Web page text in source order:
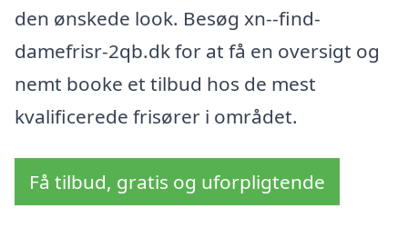
den ønskede look. Besøg xn--find-
damefrisr-2qb.dk for at få en oversigt og
nemt booke et tilbud hos de mest
kvalificerede frisører i området.
Få tilbud, gratis og uforpligtende